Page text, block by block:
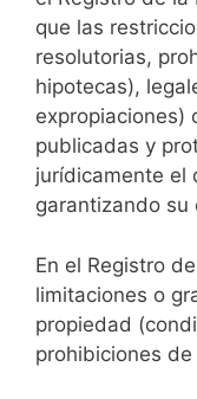
que las
resolutorias,
hipotecas),
expropiaciones)
publicadas y
jurídicamente el
garantizando su
En el Registro
limitaciones o
propiedad
prohibiciones